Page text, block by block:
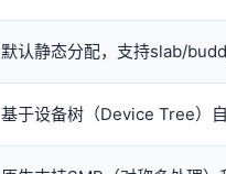
默认静态分配，支持slab/
基于设备树（Device Tree）